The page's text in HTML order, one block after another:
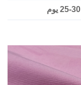
25-30 يوم